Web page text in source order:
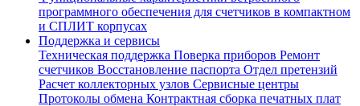
программного обеспечения для счетчиков в компактном
и СПЛИТ корпусах
Поддержка и сервисы
Техническая поддержка Поверка приборов Ремонт
счетчиков Восстановление паспорта Отдел претензий
Расчет коллекторных узлов Сервисные центры
Протоколы обмена Контрактная сборка печатных плат